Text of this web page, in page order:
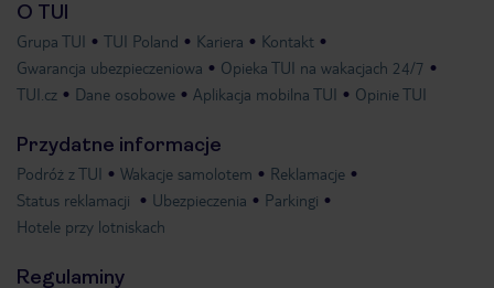
O TUI
Grupa TUI TUI Poland Kariera
Kontakt
Gwarancja ubezpieczeniowa
Opieka TUI na wakacjach 24/7
TUI.cz
Dane osobowe Aplikacja mobilna TUI Opinie TUI
Przydatne informacje
Podróż z TUI Wakacje samolotem
Reklamacje
Status reklamacji
Ubezpieczenia
Parkingi
Hotele przy lotniskach
Regulaminy